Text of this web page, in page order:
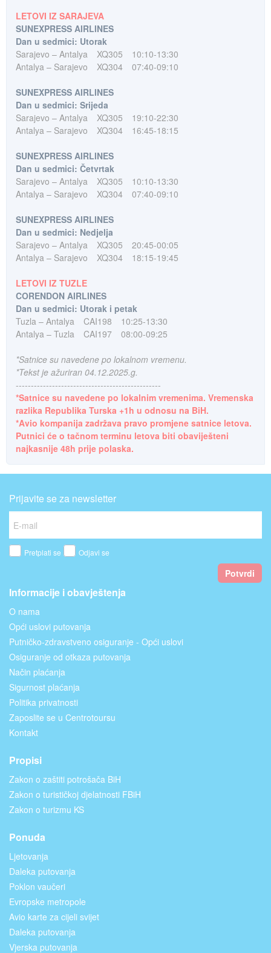
LETOVI IZ SARAJEVA
SUNEXPRESS AIRLINES
Dan u sedmici: Utorak
Sarajevo – Antalya
XQ305
10:10-13:30
Antalya – Sarajevo
XQ304 07:40-09:10
SUNEXPRESS AIRLINES
Dan u sedmici: Srijeda
Sarajevo – Antalya
XQ305
19:10-22:30
Antalya – Sarajevo
XQ304 16:45-18:15
SUNEXPRESS AIRLINES
Dan u sedmici: Četvrtak
Sarajevo – Antalya
XQ305
10:10-13:30
Antalya – Sarajevo
XQ304 07:40-09:10
SUNEXPRESS AIRLINES
Dan u sedmici: Nedjelja
Sarajevo – Antalya
XQ305
20:45-00:05
Antalya – Sarajevo
XQ304 18:15-19:45
LETOVI IZ TUZLE
CORENDON AIRLINES
Dan u sedmici: Utorak i petak
Tuzla – Antalya
CAI198
10:25-13:30
Antalya – Tuzla
CAI197 08:00-09:25
*Satnice su navedene po lokalnom vremenu.
*Tekst je ažuriran 04.12.2025.g.
------------------------------------------------
*Satnice su navedene po lokalnim vremenima. Vremenska
razlika Republika Turska +1h u odnosu na BiH.
*Avio kompanija zadržava pravo promjene satnice letova.
Putnici će o tačnom terminu letova biti obaviješteni
najkasnije 48h prije polaska.
Prijavite se za newsletter
Pretplati se Odjavi se
Potvrdi
Informacije i obavještenja
O nama
Opći uslovi putovanja
Putničko-zdravstveno osiguranje - Opći uslovi
Osiguranje od otkaza putovanja
Način plaćanja
Sigurnost plaćanja
Politika privatnosti
Zaposlite se u Centrotoursu
Kontakt
Propisi
Zakon o zaštiti potrošača BiH
Zakon o turističkoj djelatnosti FBiH
Zakon o turizmu KS
Ponuda
Ljetovanja
Daleka putovanja
Poklon vaučeri
Evropske metropole
Avio karte za cijeli svijet
Daleka putovanja
Vjerska putovanja